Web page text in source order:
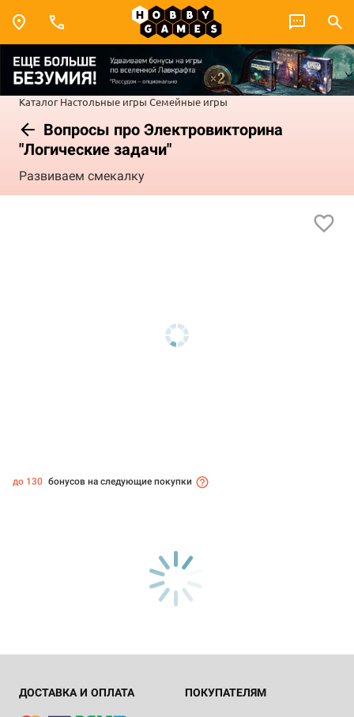
Каталог Настольные игры Семейные игры
Вопросы про Электровикторина
"Логические задачи"
Развиваем смекалку
до 130 бонусов на следующие покупки
ДОСТАВКА И ОПЛАТА ПОКУПАТЕЛЯМ